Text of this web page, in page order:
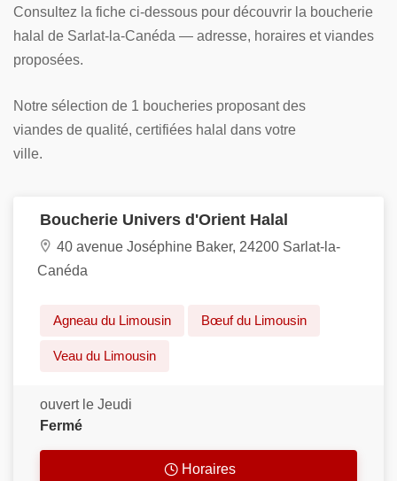
Consultez la fiche ci-dessous pour découvrir la boucherie
halal de Sarlat-la-Canéda — adresse, horaires et viandes
proposées.
Notre sélection de 1 boucheries proposant des
viandes de qualité, certifiées halal dans votre
ville.
Boucherie Univers d'Orient Halal
40 avenue Joséphine Baker, 24200 Sarlat-la-
Canéda
Agneau du Limousin Bœuf du Limousin
Veau du Limousin
ouvert le Jeudi
Fermé
Horaires